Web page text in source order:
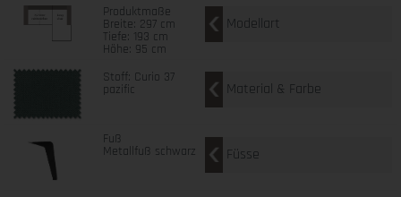
Produktmaße
Breite: 297 cm
Tiefe: 193 cm
Höhe: 95 cm
Modellart
Stoff: Curio 37
pazific Material & Farbe
Fuß
Metallfuß schwarz Füsse